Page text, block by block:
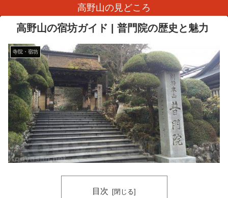
高野山の見どころ
高野山の宿坊ガイド | 普門院の歴史と魅力
寺院・宿坊
目次